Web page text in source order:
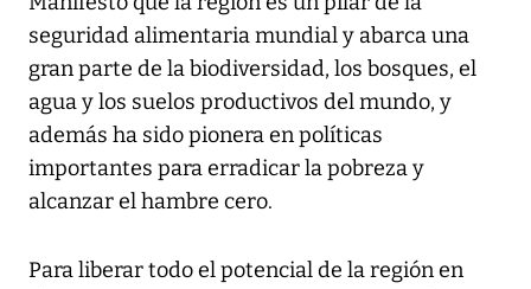
seguridad alimentaria mundial y abarca una
gran parte de la biodiversidad, los bosques, el
agua y los suelos productivos del mundo, y
además ha sido pionera en políticas
importantes para erradicar la pobreza y
alcanzar el hambre cero.
Para liberar todo el potencial de la región en